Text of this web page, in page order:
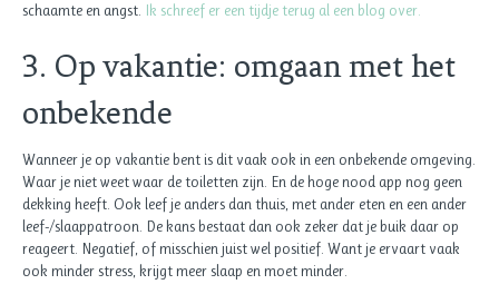
schaamte en angst. Ik schreef er een tijdje terug al een blog over.
3. Op vakantie: omgaan met het
onbekende
Wanneer je op vakantie bent is dit vaak ook in een onbekende omgeving.
Waar je niet weet waar de toiletten zijn. En de hoge nood app nog geen
dekking heeft. Ook leef je anders dan thuis, met ander eten en een ander
leef-/slaappatroon. De kans bestaat dan ook zeker dat je buik daar op
reageert. Negatief, of misschien juist wel positief. Want je ervaart vaak
ook minder stress, krijgt meer slaap en moet minder.